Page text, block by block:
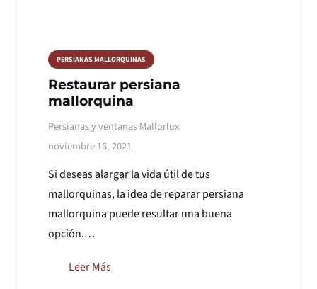
PERSIANAS MALLORQUINAS
Restaurar persiana
mallorquina
Persianas y ventanas Mallorlux
noviembre 16, 2021
Si deseas alargar la vida útil de tus
mallorquinas, la idea de reparar persiana
mallorquina puede resultar una buena
opción.…
Leer Más